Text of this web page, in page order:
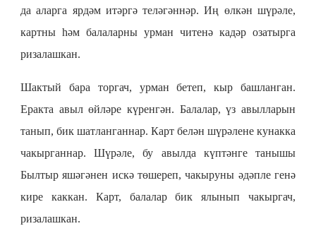
да аларга ярдәм итәргә теләгәннәр. Иң өлкән шүрәле,
картны һәм балаларны урман читенә кадәр озатырга
ризалашкан.
Шактый бара торгач, урман бетеп, кыр башланган.
Еракта авыл өйләре күренгән. Балалар, үз авылларын
танып, бик шатланганнар. Карт белән шүрәлене кунакка
чакырганнар. Шүрәле, бу авылда күптәнге танышы
Былтыр яшәгәнен искә төшереп, чакыруны әдәпле генә
кире каккан. Карт, балалар бик ялынып чакыргач,
ризалашкан.